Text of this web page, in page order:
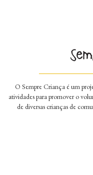
O Sempre Criança é um
atividades para promover o
de diversas crianças de